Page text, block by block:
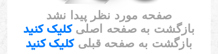
صفحه مورد نظر پیدا نشد
بازگشت به صفحه اصلیکلیک کنید
بازگشت به صفحه قبلیکلیک کنید